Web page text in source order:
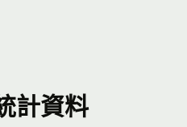
計資料